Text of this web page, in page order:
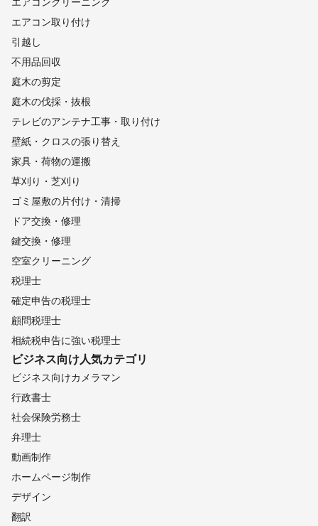
エアコン取り付け
引越し
不用品回収
庭木の剪定
庭木の伐採・抜根
テレビのアンテナ工事・取り付け
壁紙・クロスの張り替え
家具・荷物の運搬
草刈り・芝刈り
ゴミ屋敷の片付け・清掃
ドア交換・修理
鍵交換・修理
空室クリーニング
税理士
確定申告の税理士
顧問税理士
相続税申告に強い税理士
ビジネス向け人気カテゴリ
ビジネス向けカメラマン
行政書士
社会保険労務士
弁理士
動画制作
ホームページ制作
デザイン
翻訳